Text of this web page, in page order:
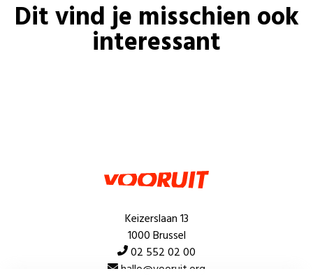
Dit vind je misschien ook
interessant
Keizerslaan 13
1000 Brussel
02 552 02 00
hallo@vooruit.org